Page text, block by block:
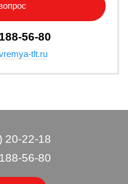
56-80
tlt.ru
20-22-18
56-80